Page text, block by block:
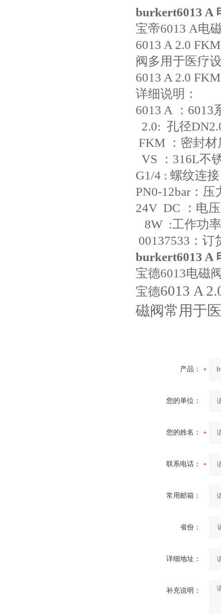
burkert6013 A
宝帝6013 A电
6013 A 2.0
阀多用于医疗
6013 A 2.0
详细说明：
6013 A ：
2.0: 孔径
FKM ：密封材
VS ：316L不
G1/4 : 螺纹连
PN0-12bar：压
24V DC ：电
8W :工作功
00137533：订
burkert6013 A
宝德6013电磁
宝德6013 A
磁阀常用于
产品：
您的单位：
您的姓名：
联系电话：
常用邮箱：
省份：
详细地址：
补充说明：